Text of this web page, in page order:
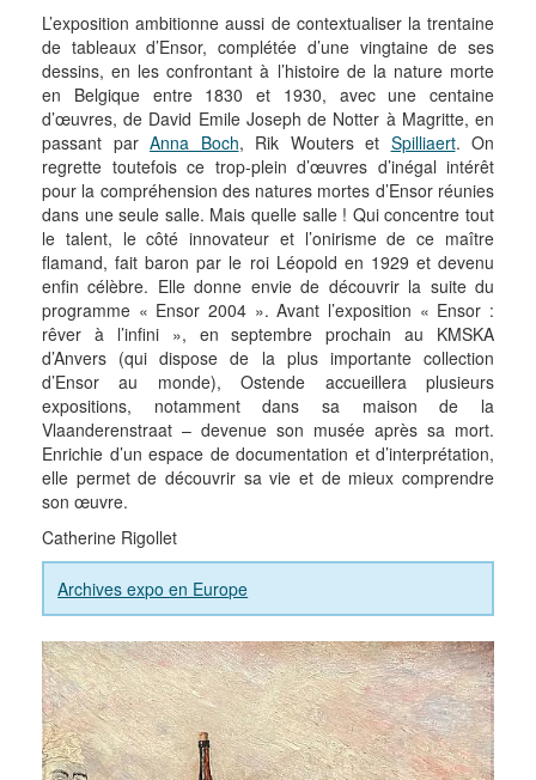
L’exposition ambitionne aussi de contextualiser la trentaine
de tableaux d’Ensor, complétée d’une vingtaine de ses
dessins, en les confrontant à l’histoire de la nature morte
en Belgique entre 1830 et 1930, avec une centaine
d’œuvres, de David Emile Joseph de Notter à Magritte, en
passant par Anna Boch, Rik Wouters et Spilliaert. On
regrette toutefois ce trop-plein d’œuvres d’inégal intérêt
pour la compréhension des natures mortes d’Ensor réunies
dans une seule salle. Mais quelle salle ! Qui concentre tout
le talent, le côté innovateur et l’onirisme de ce maître
flamand, fait baron par le roi Léopold en 1929 et devenu
enfin célèbre. Elle donne envie de découvrir la suite du
programme « Ensor 2004 ». Avant l’exposition « Ensor :
rêver à l’infini », en septembre prochain au KMSKA
d’Anvers (qui dispose de la plus importante collection
d’Ensor au monde), Ostende accueillera plusieurs
expositions, notamment dans sa maison de la
Vlaanderenstraat – devenue son musée après sa mort.
Enrichie d’un espace de documentation et d’interprétation,
elle permet de découvrir sa vie et de mieux comprendre
son œuvre.
Catherine Rigollet
Archives expo en Europe